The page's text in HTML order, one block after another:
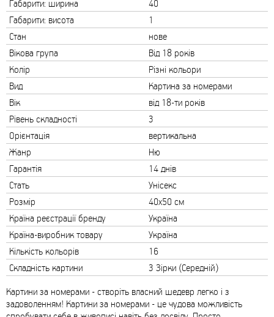
Габарити: ширина
40
Габарити: висота
1
Стан
нове
Вікова група
Від 18 років
Колір
Різні кольори
Вид
Картина за номерами
Вік
від 18-ти років
Рівень складності
3
Орієнтація
вертикальна
Жанр
Ню
Гарантія
14 днів
Стать
Унісекс
Розмір
40х50 см
Країна реєстрації бренду
Україна
Країна-виробник товару
Україна
Кількість кольорів
16
Складність картини
3 Зірки (Середній)
Картини за номерами - створіть власний шедевр легко і з
задоволенням! Картини за номерами - це чудова можливість